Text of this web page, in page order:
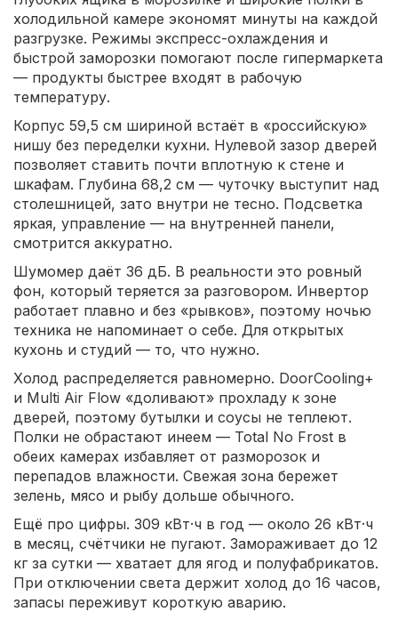
холодильной камере экономят минуты на каждой
разгрузке. Режимы экспресс-охлаждения и
быстрой заморозки помогают после гипермаркета
— продукты быстрее входят в рабочую
температуру.
Корпус 59,5 см шириной встаёт в «российскую»
нишу без переделки кухни. Нулевой зазор дверей
позволяет ставить почти вплотную к стене и
шкафам. Глубина 68,2 см — чуточку выступит над
столешницей, зато внутри не тесно. Подсветка
яркая, управление — на внутренней панели,
смотрится аккуратно.
Шумомер даёт 36 дБ. В реальности это ровный
фон, который теряется за разговором. Инвертор
работает плавно и без «рывков», поэтому ночью
техника не напоминает о себе. Для открытых
кухонь и студий — то, что нужно.
Холод распределяется равномерно. DoorCooling+
и Multi Air Flow «доливают» прохладу к зоне
дверей, поэтому бутылки и соусы не теплеют.
Полки не обрастают инеем — Total No Frost в
обеих камерах избавляет от разморозок и
перепадов влажности. Свежая зона бережет
зелень, мясо и рыбу дольше обычного.
Ещё про цифры. 309 кВт·ч в год — около 26 кВт·ч
в месяц, счётчики не пугают. Замораживает до 12
кг за сутки — хватает для ягод и полуфабрикатов.
При отключении света держит холод до 16 часов,
запасы переживут короткую аварию.